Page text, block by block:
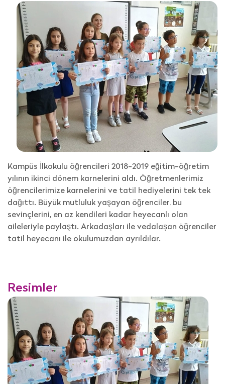
Kampüs İlkokulu öğrencileri 2018-2019 eğitim-öğretim
yılının ikinci dönem karnelerini aldı. Öğretmenlerimiz
öğrencilerimize karnelerini ve tatil hediyelerini tek tek
dağıttı. Büyük mutluluk yaşayan öğrenciler, bu
sevinçlerini, en az kendileri kadar heyecanlı olan
aileleriyle paylaştı. Arkadaşları ile vedalaşan öğrenciler
tatil heyecanı ile okulumuzdan ayrıldılar.
Resimler